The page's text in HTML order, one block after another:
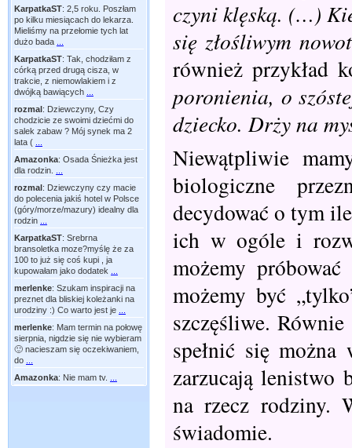
KarpatkaST: 2,5 roku. Poszłam
po kilku miesiącach do lekarza.
Mieliśmy na przełomie tych lat
dużo bada
KarpatkaST: Tak, chodziłam z
córką przed drugą cisza, w
trakcie, z niemowlakiem i z
dwójką bawiących
rozmal: Dziewczyny, Czy
chodzicie ze swoimi dziećmi do
salek zabaw ? Mój synek ma 2
lata (
Amazonka: Osada Śnieżka jest
dla rodzin.
rozmal: Dziewczyny czy macie
do polecenia jakiś hotel w Polsce
(góry/morze/mazury) idealny dla
rodzin
KarpatkaST: Srebrna
bransoletka moze?myślę że za
100 to już się coś kupi , ja
kupowałam jako dodatek
merlenke: Szukam inspiracji na
preznet dla bliskiej koleżanki na
urodziny :) Co warto jest je
merlenke: Mam termin na połowę
sierpnia, nigdzie się nie wybieram
🙂 nacieszam się oczekiwaniem,
do
Amazonka: Nie mam tv.
czyni klęską. (…)
się złośliwym
również przykład
poronienia, o
dziecko. Drży na
Niewątpliwie
biologiczne
decydować o tym
ich w ogóle i
możemy
możemy być
szczęśliwe.
spełnić się
zarzucają lenistwo
na rzecz rodziny.
świadomie.